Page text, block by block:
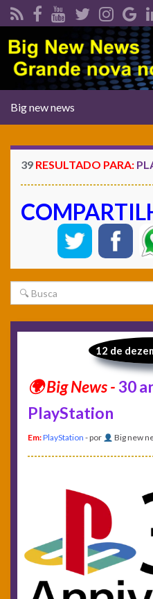
navegação
Big new news
39 RESULTADO PARA:
12 de
30
PlayStation
Em:PlayStation - por Big new